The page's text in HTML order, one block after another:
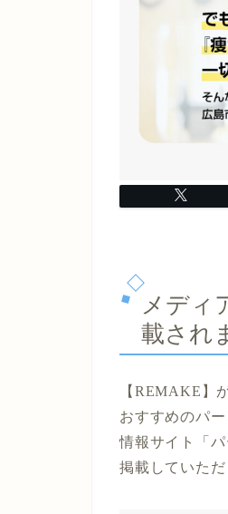
メディ
載され
【REMAKE】
おすすめのパ
情報サイト「
掲載していただ